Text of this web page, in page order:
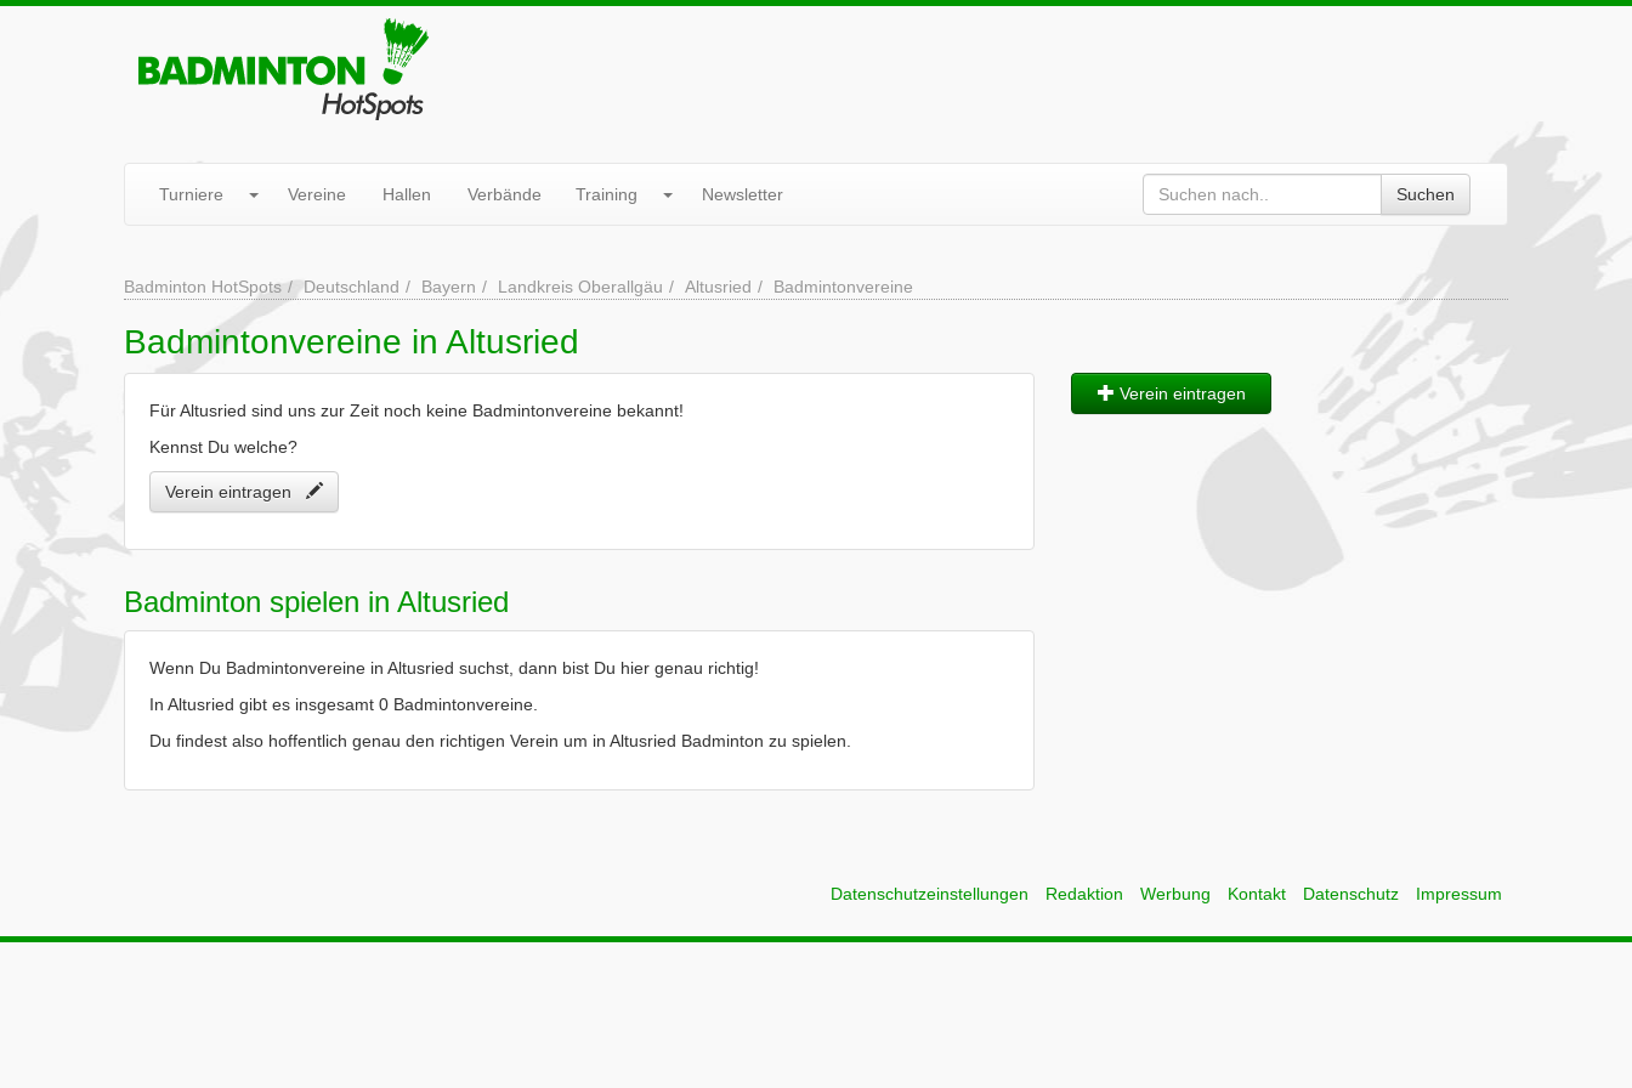
Turniere Vereine Hallen Verbände Training Newsletter Suchen
Badminton HotSpots Deutschland Bayern Landkreis Oberallgäu Altusried Badmintonvereine
Badmintonvereine in Altusried
Für Altusried sind uns zur Zeit noch keine Badmintonvereine bekannt!
Kennst Du welche?
Verein eintragen
Badminton spielen in Altusried
Wenn Du Badmintonvereine in Altusried suchst, dann bist Du hier genau richtig!
In Altusried gibt es insgesamt 0 Badmintonvereine.
Du findest also hoffentlich genau den richtigen Verein um in Altusried Badminton zu spielen.
Verein eintragen
Datenschutzeinstellungen Redaktion Werbung Kontakt Datenschutz Impressum